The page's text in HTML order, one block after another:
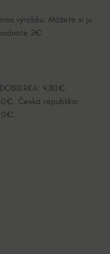
výrobku. Môžete si ju
3€
4,80€.
Česká republika: